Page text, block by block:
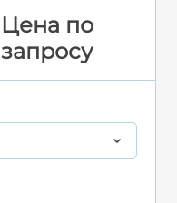
Цена по
запросу